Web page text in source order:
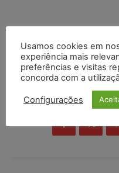
Usamos cookies em
experiência mais
preferências e visitas
concorda com a
Configurações